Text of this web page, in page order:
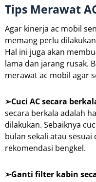
Tips Merawat
Agar kinerja ac mobil
memang perlu
Hal ini juga akan
lama dan jarang rusak.
merawat ac mobil agar
➢Cuci AC secara
secara berkala adalah
dilakukan. Sebaiknya
bulan sekali atau sesuai
rekomendasi bengkel.
➢Ganti filter kabin